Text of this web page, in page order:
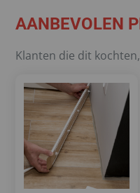
AANBEVOLEN
Klanten die dit